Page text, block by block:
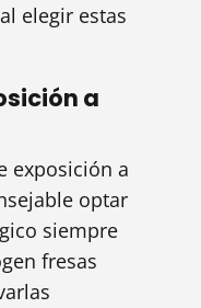
elegir estas
a
exposición a
optar
siempre
fresas